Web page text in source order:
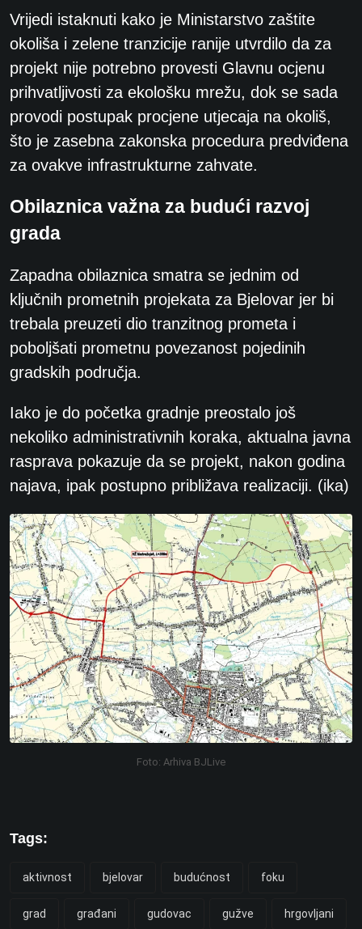
Vrijedi istaknuti kako je Ministarstvo zaštite
okoliša i zelene tranzicije ranije utvrdilo da za
projekt nije potrebno provesti Glavnu ocjenu
prihvatljivosti za ekološku mrežu, dok se sada
provodi postupak procjene utjecaja na okoliš,
što je zasebna zakonska procedura predviđena
za ovakve infrastrukturne zahvate.
Obilaznica važna za budući razvoj
grada
Zapadna obilaznica smatra se jednim od
ključnih prometnih projekata za Bjelovar jer bi
trebala preuzeti dio tranzitnog prometa i
poboljšati prometnu povezanost pojedinih
gradskih područja.
Iako je do početka gradnje preostalo još
nekoliko administrativnih koraka, aktualna javna
rasprava pokazuje da se projekt, nakon godina
najava, ipak postupno približava realizaciji. (ika)
Foto: Arhiva BJLive
Tags:
aktivnost bjelovar budućnost foku
grad građani gudovac gužve hrgovljani